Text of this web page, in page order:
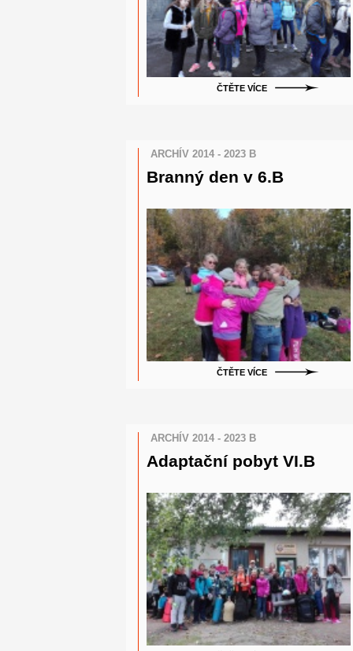
ČTĚTE VÍCE
ARCHÍV 2014 - 2023 B
Branný den v 6.B
ČTĚTE VÍCE
ARCHÍV 2014 - 2023 B
Adaptační pobyt VI.B